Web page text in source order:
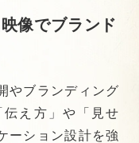
像でブランド
やブランディング
え方」や「見せ
ーション設計を強